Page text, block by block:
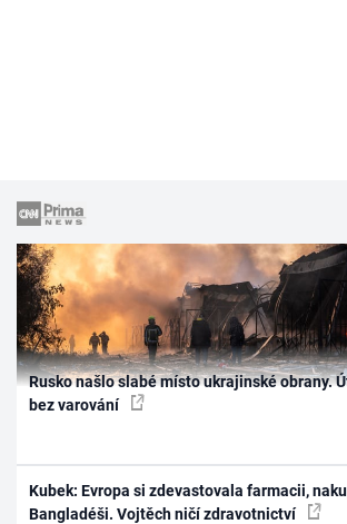
Rusko našlo slabé místo ukrajinské obrany.
bez varování
Kubek: Evropa si zdevastovala farmacii,
Bangladéši. Vojtěch ničí zdravotnictví